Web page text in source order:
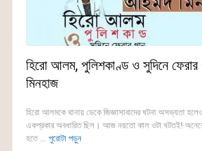
হিরো আলম, পুলিশকাণ্ড ও সুদিনে
মিনহাজ
হিরো আলমকে থানায় ডেকে জিজ্ঞাসাবাদের ঘটনা অসভ্যতা
একপ্রকার অবধারিত ছিল। আজ নয়তো কাল ওটা ঘটতই!
হতে ... পুরোটা পড়ুন